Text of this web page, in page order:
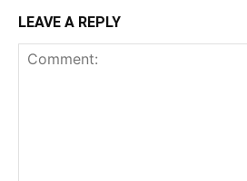
LEAVE A REPLY